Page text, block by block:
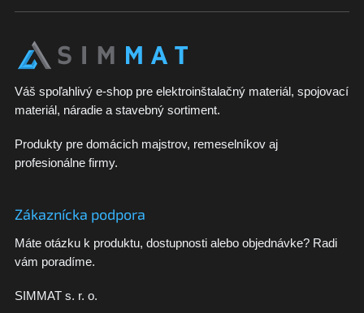
Váš spoľahlivý e-shop pre elektroinštalačný materiál, spojovací
materiál, náradie a stavebný sortiment.
Produkty pre domácich majstrov, remeselníkov aj
profesionálne firmy.
Zákaznícka podpora
Máte otázku k produktu, dostupnosti alebo objednávke? Radi
vám poradíme.
SIMMAT s. r. o.